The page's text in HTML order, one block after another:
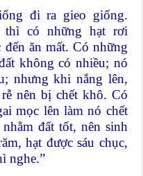
đi ra gieo giống.
có những hạt rơi
ăn mất. Có những
không có nhiều; nó
nhưng khi nắng lên,
nên bị chết khô. Có
mọc lên làm nó chết
đất tốt, nên sinh
hạt được sáu chục,
nghe.”